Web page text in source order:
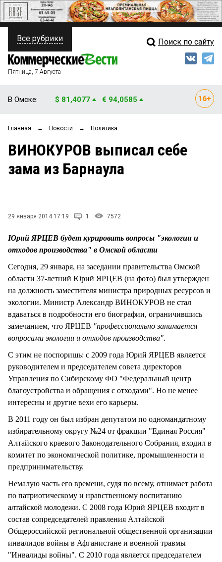
ПОЛИТИКА
ФИНАНСЫ
ОБЩЕСТВО
ЗАКОН
НОВОСТИ КОМПАНИЙ
СТИЛЬ ЖИЗНИ
Свежий выпуск
Рейтинги
Все рубрики Поиск по сайту
Пятница, 7 Августа
В Омске: $ 81,4077 € 94,0585
Главная → Новости → Политика
ВИНОКУРОВ выписал себе
зама из Барнаула
29 января 2014 17:19 1 7572
Юрий ЯРЦЕВ будет курировать вопросы "экологии и
отходов производства" в Омской области
Сегодня, 29 января, на заседании правительства Омской
области 37-летний Юрий ЯРЦЕВ (на фото) был утвержден
на должность заместителя министра природных ресурсов и
экологии. Министр Александр ВИНОКУРОВ не стал
вдаваться в подробности его биографии, ограничившись
замечанием, что ЯРЦЕВ "профессионально занимается
вопросами экологии и отходов производства".
С этим не поспоришь: с 2009 года Юрий ЯРЦЕВ является
руководителем и председателем совета директоров
Управления по Сибирскому ФО "Федеральный центр
благоустройства и обращения с отходами". Но не менее
интересны и другие вехи его карьеры.
В 2011 году он был избран депутатом по одномандатному
избирательному округу №24 от фракции "Единая Россия"
Алтайского краевого Законодательного Собрания, входил в
комитет по экономической политике, промышленности и
предпринимательству.
Немалую часть его времени, судя по всему, отнимает работа
по патриотическому и нравственному воспитанию
алтайской молодежи. С 2008 года Юрий ЯРЦЕВ входит в
состав сопредседателей правления Алтайской
Общероссийской региональной общественной организации
инвалидов войны в Афганистане и военной травмы
"Инвалиды войны". С 2010 года является председателем